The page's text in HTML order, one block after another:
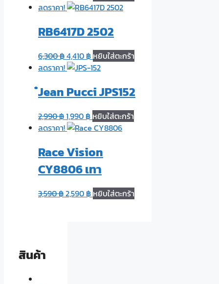
ลดราคา!
RB6417D 2502
6,300฿4,410 ฿ หยิบใส่ตะกร้า
ลดราคา!
๋Jean Pucci JPS152
2,990฿1,990 ฿ หยิบใส่ตะกร้า
ลดราคา!
Race Vision
CY8806 เทา
3,590฿2,590 ฿ หยิบใส่ตะกร้า
สินค้า